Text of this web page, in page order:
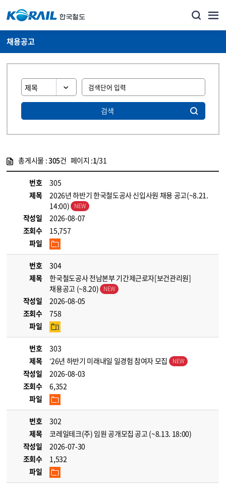
채용공고
검색
총게시물 :305건 페이지 :1/31
번호
305
제목
2026년 하반기 한국철도공사 신입사원 채용 공고(~8.21.
14:00)
작성일
2026-08-07
조회수
15,757
파일
번호
304
제목
한국철도공사 전남본부 기간제근로자[보건관리원]
채용공고 (~8.20)
작성일
2026-08-05
조회수
758
파일
번호
303
제목
’26년 하반기 미래내일 일경험 참여자 모집
작성일
2026-08-03
조회수
6,352
파일
번호
302
제목
코레일테크(주) 임원 공개모집 공고 (~8.13. 18:00)
작성일
2026-07-30
조회수
1,532
파일